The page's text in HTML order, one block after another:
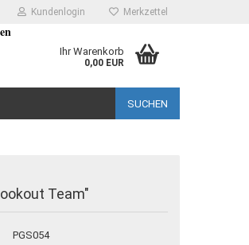
Kundenlogin Merkzettel
Ihr Warenkorb
0,00 EUR
SUCHEN
Team"
PGS054